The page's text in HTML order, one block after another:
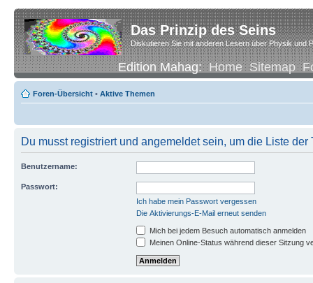
Das Prinzip des Seins
Diskutieren Sie mit anderen Lesern über Physik und
Edition Mahag:Home Sitemap
Foren-Übersicht • Aktive Themen
Du musst registriert und angemeldet sein, um die Liste
Benutzername:
Passwort:
Ich habe mein Passwort vergessen
Die Aktivierungs-E-Mail erneut senden
Mich bei jedem Besuch automatisch anmelden
Meinen Online-Status während dieser Sitzung